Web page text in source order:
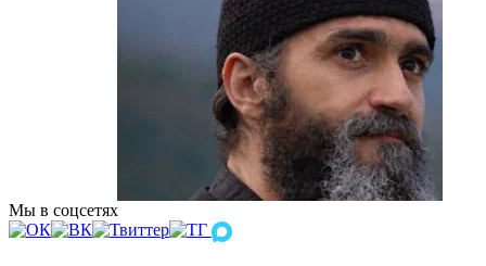
Мы в соцсетях